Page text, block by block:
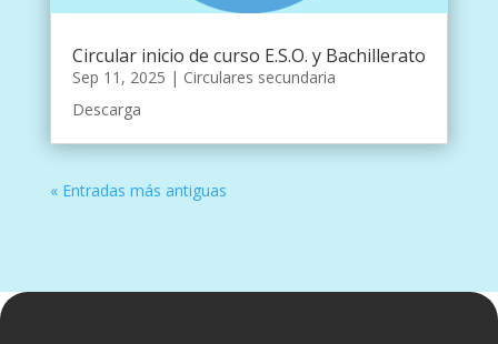
Circular inicio de curso E.S.O. y Bachillerato
Sep 11, 2025 | Circulares secundaria
Descarga
« Entradas más antiguas